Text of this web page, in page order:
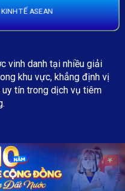
TẾ ASEAN
vinh danh tại nhiều giải
khu vực, khẳng định vị
tín trong dịch vụ tiêm